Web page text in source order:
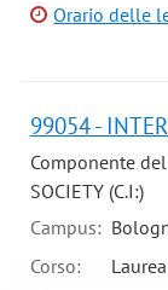
Orario delle
99054 -
Componente
SOCIETY (C.I:)
Campus:
Corso: